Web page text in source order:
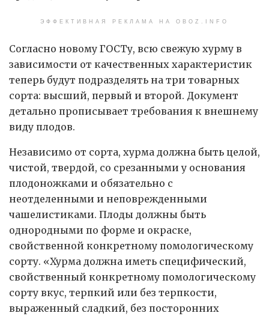
ЭФФЕКТИВНАЯ РЕКЛАМА НА OBOZ.INFO
Согласно новому ГОСТу, всю свежую хурму в
зависимости от качественных характеристик
теперь будут подразделять на три товарных
сорта: высший, первый и второй. Документ
детально прописывает требования к внешнему
виду плодов.
Независимо от сорта, хурма должна быть целой,
чистой, твердой, со срезанными у основания
плодоножками и обязательно с
неотделенными и неповрежденными
чашелистиками. Плоды должны быть
однородными по форме и окраске,
свойственной конкретному помологическому
сорту. «Хурма должна иметь специфический,
свойственный конкретному помологическому
сорту вкус, терпкий или без терпкости,
выраженный сладкий, без посторонних